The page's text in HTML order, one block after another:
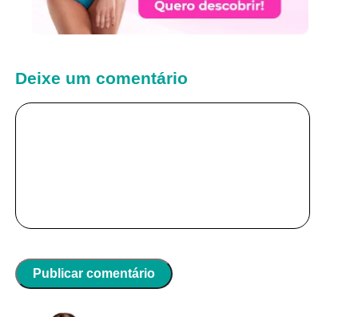
Deixe um comentário